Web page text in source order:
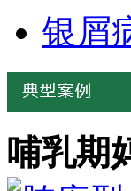
银屑
哺乳期